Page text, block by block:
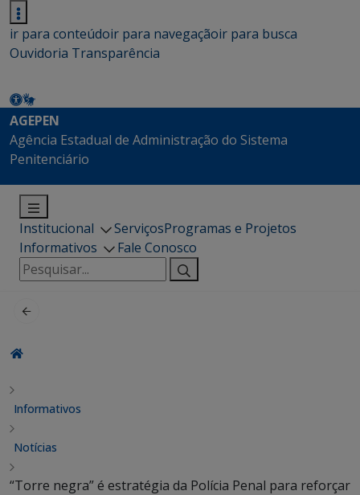
ir para conteúdoir para navegaçãoir para busca
Ouvidoria Transparência
AGEPEN
Agência Estadual de Administração do Sistema
Penitenciário
Institucional ServiçosProgramas e Projetos
Informativos
Fale Conosco
Pesquisar
por:
Informativos
Notícias
“Torre negra” é estratégia da Polícia Penal para reforçar